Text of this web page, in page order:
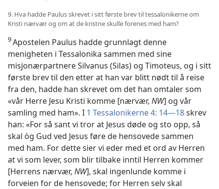
9. Hva hadde Paulus skrevet i sitt første brev til tessalonikerne om
Kristi nærvær og om at de kristne skulle forenes med ham?
9Apostelen Paulus hadde grunnlagt denne
menigheten i Tessalonika sammen med sine
misjonærpartnere Silvanus (Silas) og Timoteus, og i sitt
første brev til den etter at han var blitt nødt til å reise
fra den, hadde han skrevet om det han omtaler som
«vår Herre Jesu Kristi komme [nærvær, NW] og vår
samling med ham». I 1 Tessalonikerne 4: 14—18skrev
han: «For så sant vi tror at Jesus døde og sto opp, så
skal òg Gud ved Jesus føre de hensovede sammen
med ham. For dette sier vi eder med et ord av Herren
at vi som lever, som blir tilbake inntil Herren kommer
[Herrens nærvær, NW], skal ingenlunde komme i
forveien for de hensovede; for Herren selv skal